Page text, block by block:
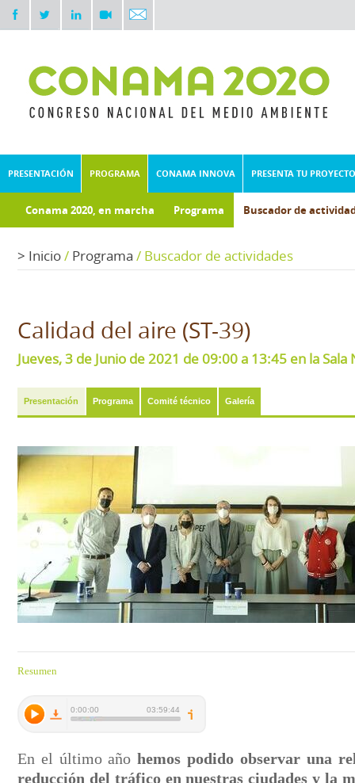
PRESENTACIÓN PROGRAMA CONAMA INNOVA PRESENTA TU PROYECTO
Conama 2020, en marcha Programa Buscador de
> Inicio/ Programa / Buscador de actividades
Calidad del aire (ST-39)
Jueves, 3 de Junio de 2021 de 09:00 a 13:45 en la Sala
Presentación Programa Comité técnico Galería
Resumen
En el último añohemos podido observar una
reducción del tráfico en nuestras ciudades y la